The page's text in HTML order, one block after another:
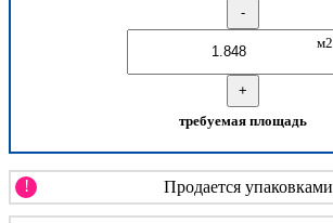
-
м2
+
требуемая площадь
! Продается упаковками